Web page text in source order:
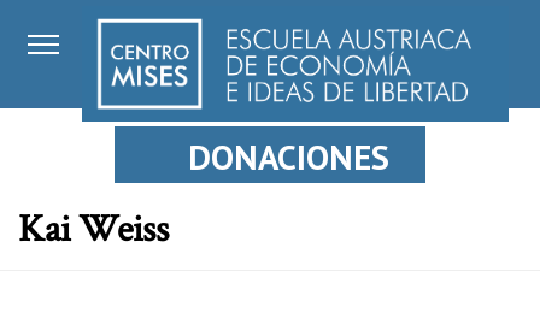
DONACIONES
Kai Weiss